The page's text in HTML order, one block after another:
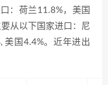
：荷兰11.8%，美国
从以下国家进口：尼
美国4.4%。近年进出